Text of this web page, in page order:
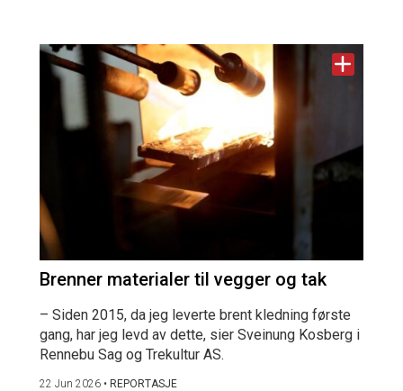
Brenner materialer til vegger og tak
– Siden 2015, da jeg leverte brent kledning første
gang, har jeg levd av dette, sier Sveinung Kosberg i
Rennebu Sag og Trekultur AS.
22 Jun 2026 • REPORTASJE